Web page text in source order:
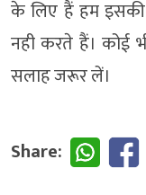
के लिए हैं हम इसकी
नही करते हैं। कोई
सलाह जरूर लें।
Share: